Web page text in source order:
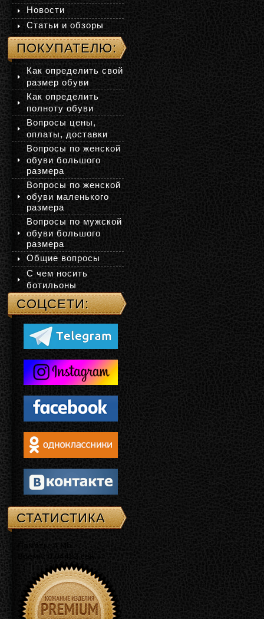
Новости
Статьи и обзоры
ПОКУПАТЕЛЮ:
Как определить свой
размер обуви
Как определить
полноту обуви
Вопросы цены,
оплаты, доставки
Вопросы по женской
обуви большого
размера
Вопросы по женской
обуви маленького
размера
Вопросы по мужской
обуви большого
размера
Общие вопросы
С чем носить
ботильоны
СОЦСЕТИ:
СТАТИСТИКА
Память: 4 Mb
Время: 0.04483 сек.